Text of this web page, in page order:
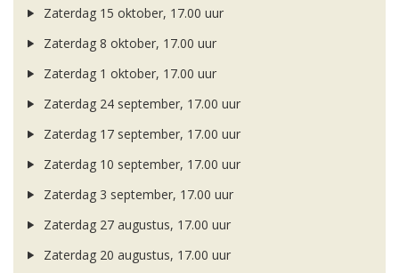
Zaterdag 15 oktober, 17.00 uur
Zaterdag 8 oktober, 17.00 uur
Zaterdag 1 oktober, 17.00 uur
Zaterdag 24 september, 17.00 uur
Zaterdag 17 september, 17.00 uur
Zaterdag 10 september, 17.00 uur
Zaterdag 3 september, 17.00 uur
Zaterdag 27 augustus, 17.00 uur
Zaterdag 20 augustus, 17.00 uur